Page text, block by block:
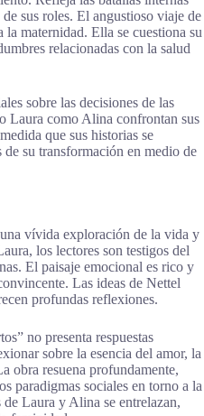
sus roles. El angustioso viaje de
maternidad. Ella se cuestiona su
relacionadas con la salud
sobre las decisiones de las
Laura como Alina confrontan sus
que sus historias se
su transformación en medio de
vívida exploración de la vida y
los lectores son testigos del
El paisaje emocional es rico y
Las ideas de Nettel
profundas reflexiones.
no presenta respuestas
sobre la esencia del amor, la
obra resuena profundamente,
paradigmas sociales en torno a la
Laura y Alina se entrelazan,